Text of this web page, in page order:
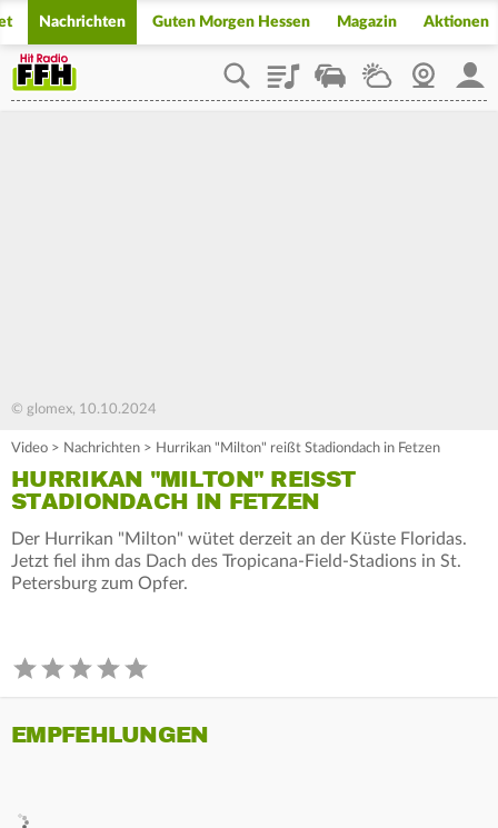
Nachrichten Guten Morgen Hessen Magazin Aktionen
PlaylistStaupilotWetterWebcam
© glomex, 10.10.2024
Video > Nachrichten > Hurrikan "Milton" reißt Stadiondach in Fetzen
HURRIKAN "MILTON" REISST S
TADIONDACH IN FETZEN
Der Hurrikan "Milton" wütet derzeit an der Küste Floridas.
Jetzt fiel ihm das Dach des Tropicana-Field-Stadions in St.
Petersburg zum Opfer.
EMPFEHLUNGEN